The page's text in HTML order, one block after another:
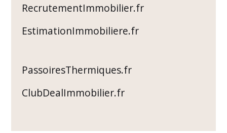
RecrutementImmobilier.fr
EstimationImmobiliere.fr
PassoiresThermiques.fr
ClubDealImmobilier.fr